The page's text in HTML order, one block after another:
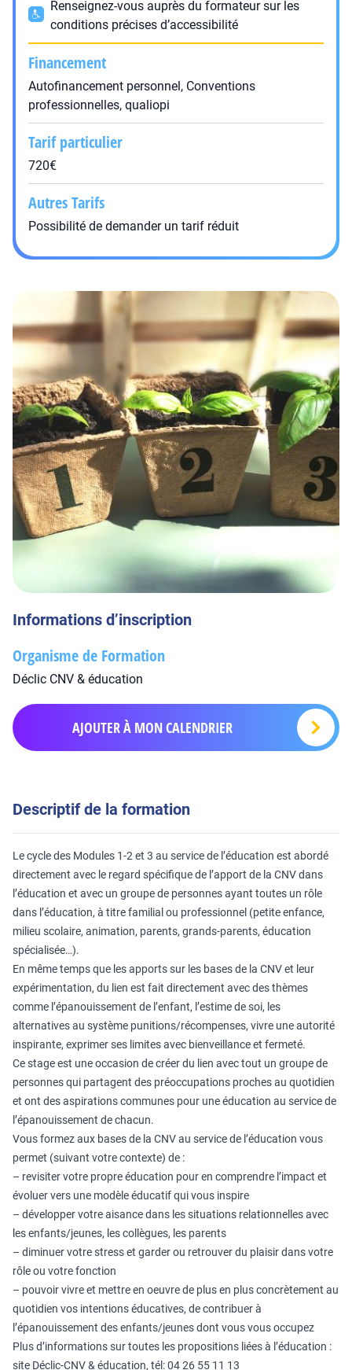
Renseignez-vous auprès du formateur sur les
conditions précises d’accessibilité
Financement
Autofinancement personnel, Conventions
professionnelles, qualiopi
Tarif particulier
720€
Autres Tarifs
Possibilité de demander un tarif réduit
Informations d’inscription
Organisme de Formation
Déclic CNV & éducation
AJOUTER À MON CALENDRIER
Descriptif de la formation
Le cycle des Modules 1-2 et 3 au service de l’éducation est abordé
directement avec le regard spécifique de l’apport de la CNV dans
l’éducation et avec un groupe de personnes ayant toutes un rôle
dans l’éducation, à titre familial ou professionnel (petite enfance,
milieu scolaire, animation, parents, grands-parents, éducation
spécialisée…).
En même temps que les apports sur les bases de la CNV et leur
expérimentation, du lien est fait directement avec des thèmes
comme l’épanouissement de l’enfant, l’estime de soi, les
alternatives au système punitions/récompenses, vivre une autorité
inspirante, exprimer ses limites avec bienveillance et fermeté.
Ce stage est une occasion de créer du lien avec tout un groupe de
personnes qui partagent des préoccupations proches au quotidien
et ont des aspirations communes pour une éducation au service de
l’épanouissement de chacun.
Vous formez aux bases de la CNV au service de l’éducation vous
permet (suivant votre contexte) de :
– revisiter votre propre éducation pour en comprendre l’impact et
évoluer vers une modèle éducatif qui vous inspire
– développer votre aisance dans les situations relationnelles avec
les enfants/jeunes, les collègues, les parents
– diminuer votre stress et garder ou retrouver du plaisir dans votre
rôle ou votre fonction
– pouvoir vivre et mettre en oeuvre de plus en plus concrètement au
quotidien vos intentions éducatives, de contribuer à
l’épanouissement des enfants/jeunes dont vous vous occupez
Plus d’informations sur toutes les propositions liées à l’éducation :
site Déclic-CNV & éducation, tél: 04 26 55 11 13